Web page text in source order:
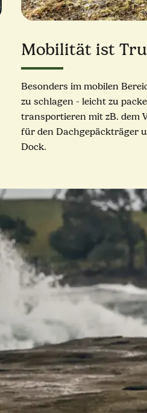
Mobilität ist
Besonders im mobilen
zu schlagen - leicht zu
transportieren mit zB. dem
für den Dachgepäckträger
Dock.